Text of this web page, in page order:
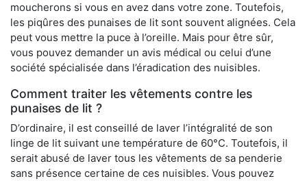
moucherons si vous en avez dans votre zone. Toutefois,
les piqûres des punaises de lit sont souvent alignées. Cela
peut vous mettre la puce à l’oreille. Mais pour être sûr,
vous pouvez demander un avis médical ou celui d’une
société spécialisée dans l’éradication des nuisibles.
Comment traiter les vêtements contre les
punaises de lit ?
D’ordinaire, il est conseillé de laver l’intégralité de son
linge de lit suivant une température de 60°C. Toutefois, il
serait abusé de laver tous les vêtements de sa penderie
sans présence certaine de ces nuisibles. Vous pouvez